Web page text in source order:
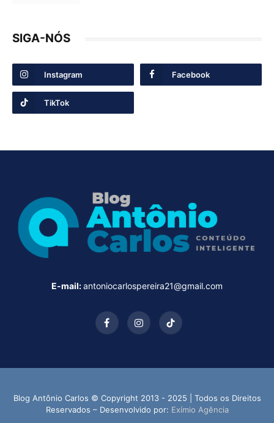
SIGA-NÓS
Instagram Facebook
TikTok
E-mail:antoniocarlospereira21@gmail.com
FacebookInstagramTikTok
Blog Antônio Carlos © Copyright 2013 - 2025 | Todos os Direitos
Reservados – Desenvolvido por: Exímio Agência